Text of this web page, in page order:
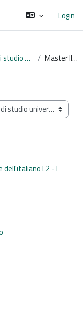
Login
Area Corsi di studio universitari Master II Livello
dell'italiano L2 - I